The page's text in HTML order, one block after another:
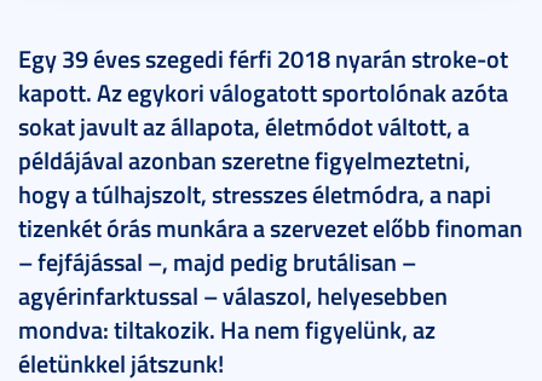
Egy 39 éves szegedi férfi 2018 nyarán stroke-ot
kapott. Az egykori válogatott sportolónak azóta
sokat javult az állapota, életmódot váltott, a
példájával azonban szeretne figyelmeztetni,
hogy a túlhajszolt, stresszes életmódra, a napi
tizenkét órás munkára a szervezet előbb finoman
– fejfájással –, majd pedig brutálisan –
agyérinfarktussal – válaszol, helyesebben
mondva: tiltakozik. Ha nem figyelünk, az
életünkkel játszunk!